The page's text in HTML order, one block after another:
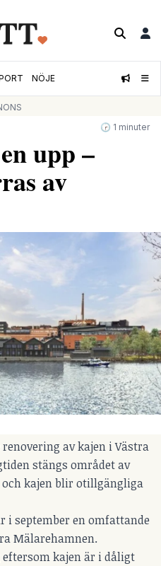
NÖJE
🕝 1 minuter
upp –
av
av kajen i Västra
stängs området av
kajen blir otillgängliga
i september en omfattande
Mälarehamnen.
kajen är i dåligt